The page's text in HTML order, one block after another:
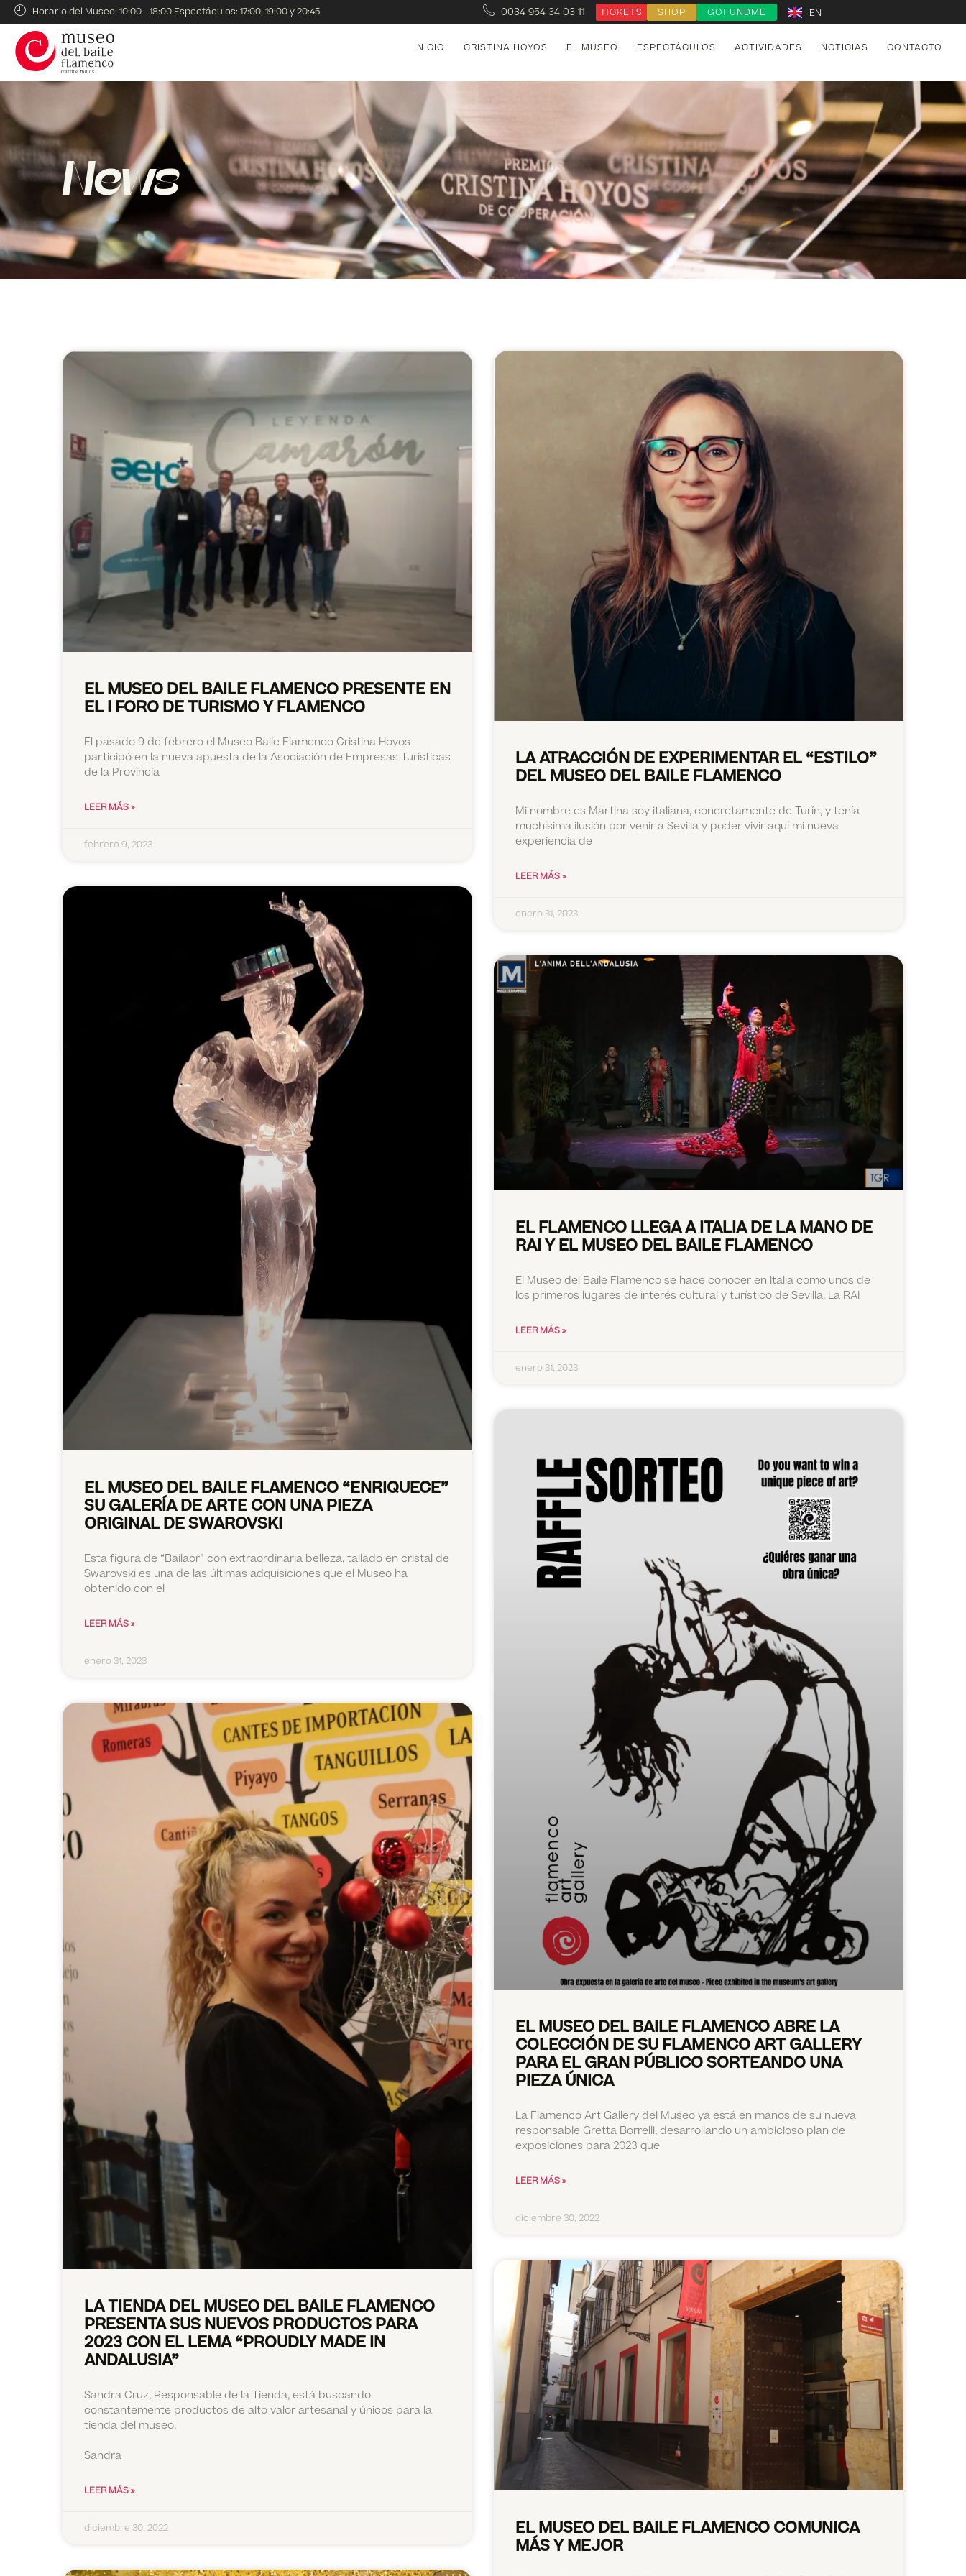
Horario del Museo: 10:00 - 18:00 Espectáculos: 17:00, 19:00 y 20:45 0034 954 34 03 11 TICKETS SHOP GOFUNDME EN
INICIO CRISTINA HOYOS EL MUSEO ESPECTÁCULOS ACTIVIDADES NOTICIAS CONTACTO
News
EL MUSEO DEL BAILE FLAMENCO PRESENTE EN
EL I FORO DE TURISMO Y FLAMENCO
El pasado 9 de febrero el Museo Baile Flamenco Cristina Hoyos
participó en la nueva apuesta de la Asociación de Empresas Turísticas
de la Provincia
LEER MÁS »
febrero 9, 2023
LA ATRACCIÓN DE EXPERIMENTAR EL “ESTILO”
DEL MUSEO DEL BAILE FLAMENCO
Mi nombre es Martina soy italiana, concretamente de Turín, y tenía
muchísima ilusión por venir a Sevilla y poder vivir aquí mi nueva
experiencia de
LEER MÁS »
enero 31, 2023
EL MUSEO DEL BAILE FLAMENCO “ENRIQUECE”
SU GALERÍA DE ARTE CON UNA PIEZA
ORIGINAL DE SWAROVSKI
Esta figura de “Bailaor” con extraordinaria belleza, tallado en cristal de
Swarovski es una de las últimas adquisiciones que el Museo ha
obtenido con el
LEER MÁS »
enero 31, 2023
EL FLAMENCO LLEGA A ITALIA DE LA MANO DE
RAI Y EL MUSEO DEL BAILE FLAMENCO
El Museo del Baile Flamenco se hace conocer en Italia como unos de
los primeros lugares de interés cultural y turístico de Sevilla. La RAI
LEER MÁS »
enero 31, 2023
LA TIENDA DEL MUSEO DEL BAILE FLAMENCO
PRESENTA SUS NUEVOS PRODUCTOS PARA
2023 CON EL LEMA “PROUDLY MADE IN
ANDALUSIA”
Sandra Cruz, Responsable de la Tienda, está buscando
constantemente productos de alto valor artesanal y únicos para la
tienda del museo.
Sandra
LEER MÁS »
diciembre 30, 2022
EL MUSEO DEL BAILE FLAMENCO ABRE LA
COLECCIÓN DE SU FLAMENCO ART GALLERY
PARA EL GRAN PÚBLICO SORTEANDO UNA
PIEZA ÚNICA
La Flamenco Art Gallery del Museo ya está en manos de su nueva
responsable Gretta Borrelli, desarrollando un ambicioso plan de
exposiciones para 2023 que
LEER MÁS »
diciembre 30, 2022
EL MUSEO DEL BAILE FLAMENCO COMUNICA
MÁS Y MEJOR